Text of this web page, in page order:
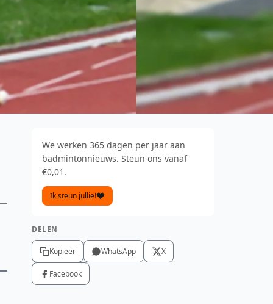
We werken 365 dagen per jaar aan
badmintonnieuws. Steun ons vanaf
€0,01.
Ik steun jullie!
DELEN
Kopieer WhatsApp X
Facebook